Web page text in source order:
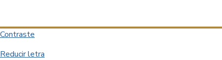
Contraste
Reducir letra